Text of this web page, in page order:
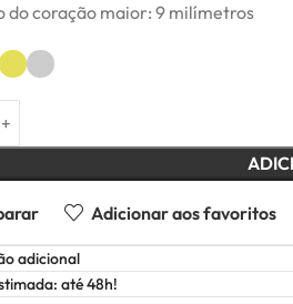
do coração maior: 9 milímetros
Adicionar aos favoritos
adicional
até 48h!